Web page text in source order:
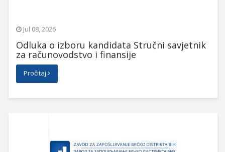
Jul 08, 2026
Odluka o izboru kandidata Stručni savjetnik
za računovodstvo i finansije
Pročitaj